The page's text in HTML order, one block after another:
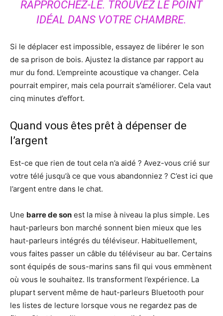
RAPPROCHEZ-LE. TROUVEZ LE POINT
IDÉAL DANS VOTRE CHAMBRE.
Si le déplacer est impossible, essayez de libérer le son
de sa prison de bois. Ajustez la distance par rapport au
mur du fond. L’empreinte acoustique va changer. Cela
pourrait empirer, mais cela pourrait s’améliorer. Cela vaut
cinq minutes d’effort.
Quand vous êtes prêt à dépenser de
l’argent
Est-ce que rien de tout cela n’a aidé ? Avez-vous crié sur
votre télé jusqu’à ce que vous abandonniez ? C’est ici que
l’argent entre dans le chat.
Une barre de son est la mise à niveau la plus simple. Les
haut-parleurs bon marché sonnent bien mieux que les
haut-parleurs intégrés du téléviseur. Habituellement,
vous faites passer un câble du téléviseur au bar. Certains
sont équipés de sous-marins sans fil qui vous emmènent
où vous le souhaitez. Ils transforment l’expérience. La
plupart servent même de haut-parleurs Bluetooth pour
les listes de lecture lorsque vous ne regardez pas de